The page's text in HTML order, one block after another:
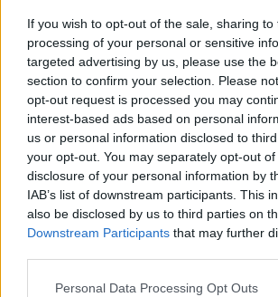
If you wish to opt-out of the sale, sharing
processing of your personal or sensitive
targeted advertising by us, please use the
section to confirm your selection. Please
opt-out request is processed you may
interest-based ads based on personal
us or personal information disclosed to
your opt-out. You may separately opt-out
disclosure of your personal information by
IAB’s list of downstream participants. This
also be disclosed by us to third parties on
Downstream Participants that may further
Please note that this website/app uses one
Personal Data Processing Opt Outs
COME INCREMENTO
ALL’ALLENAMENTO
PALESTRA O SIMILI
Continua a leggere dopo la
Per i prossimi mesi